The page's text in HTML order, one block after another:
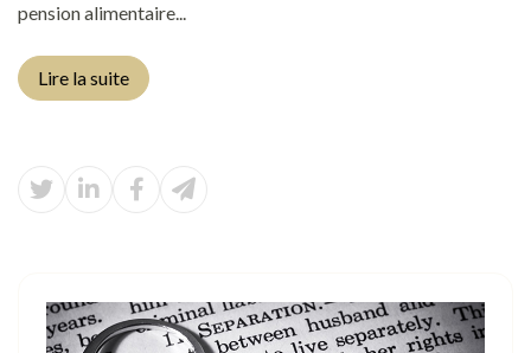
pension alimentaire...
Lire la suite